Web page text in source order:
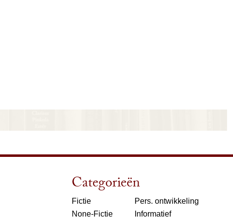
Categorieën
Fictie
None-Fictie
Pers. ontwikkeling
Informatief